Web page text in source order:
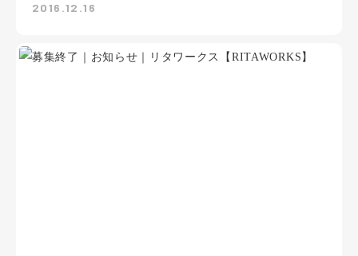
2016.12.16